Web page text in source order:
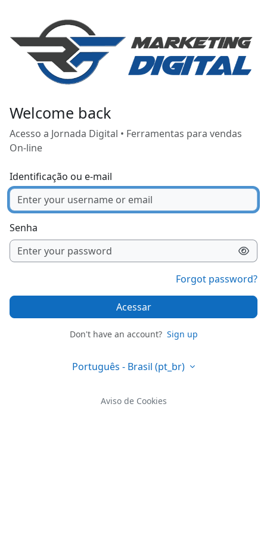
Welcome back
Acesso a Jornada Digital • Ferramentas para vendas
On-line
Identificação ou e-mail
Senha
Forgot password?
Acessar
Don't have an account? Sign up
Português - Brasil ‎(pt_br)‎
Aviso de Cookies